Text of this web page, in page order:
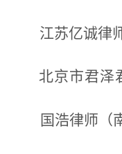
江苏亿诚律
北京市君泽
国浩律师（